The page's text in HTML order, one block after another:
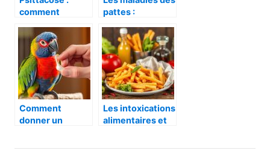
comment
cette maladie
méconnue et
comment la
prendre en
charge
pattes :
(bumblefoot) —
comprendre,
prévenir et
soigner
Comment
donner un
Les intoxications
alimentaires et